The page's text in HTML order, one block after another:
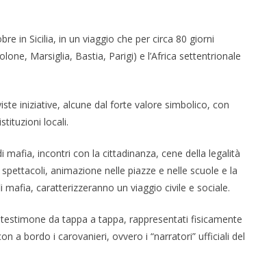
in Sicilia, in un viaggio che per circa 80 giorni
Marsiglia, Bastia, Parigi) e l’Africa settentrionale
iniziative, alcune dal forte valore simbolico, con
locali.
incontri con la cittadinanza, cene della legalità
animazione nelle piazze e nelle scuole e la
caratterizzeranno un viaggio ci­vile e so­ciale.
da tappa a tappa, rappresentati fisicamente
a bordo i carovanieri, ovvero i “narratori” ufficiali del